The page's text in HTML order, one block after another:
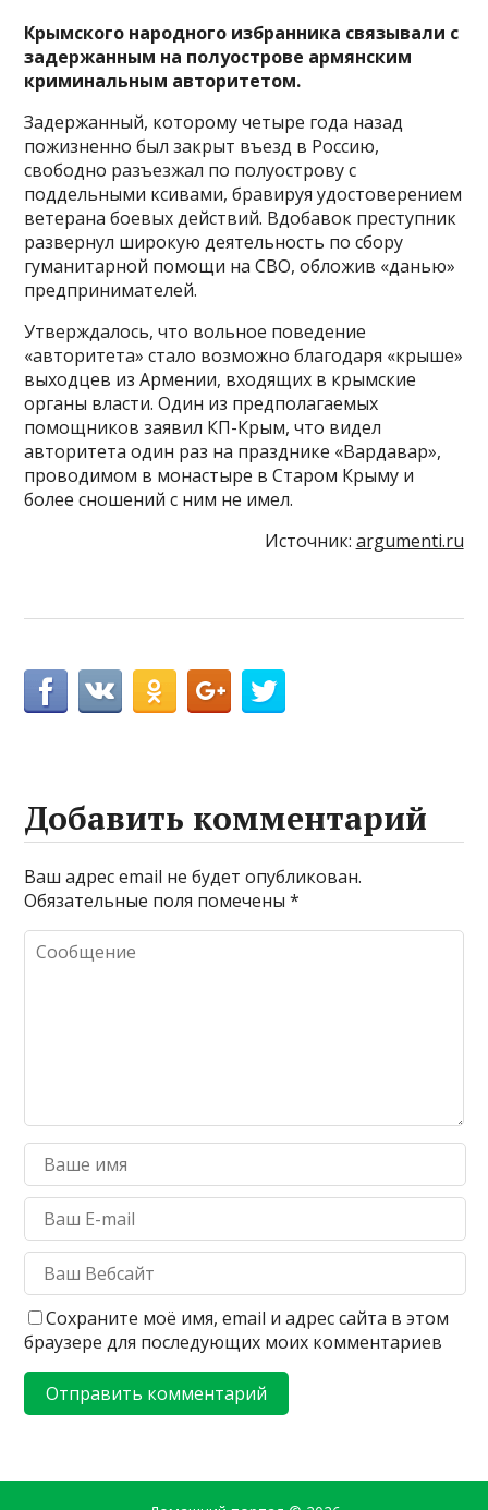
Крымского народного избранника связывали с
задержанным на полуострове армянским
криминальным авторитетом.
Задержанный, которому четыре года назад
пожизненно был закрыт въезд в Россию,
свободно разъезжал по полуострову с
поддельными ксивами, бравируя удостоверением
ветерана боевых действий. Вдобавок преступник
развернул широкую деятельность по сбору
гуманитарной помощи на СВО, обложив «данью»
предпринимателей.
Утверждалось, что вольное поведение
«авторитета» стало возможно благодаря «крыше»
выходцев из Армении, входящих в крымские
органы власти. Один из предполагаемых
помощников заявил КП-Крым, что видел
авторитета один раз на празднике «Вардавар»,
проводимом в монастыре в Старом Крыму и
более сношений с ним не имел.
Источник: argumenti.ru
Добавить комментарий
Ваш адрес email не будет опубликован.
Обязательные поля помечены*
Сохраните моё имя, email и адрес сайта в этом
браузере для последующих моих комментариев